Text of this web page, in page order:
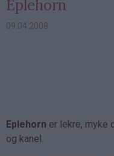
Eplehorn
09.04.2008
Eplehorn er lekre, myke
og kanel.